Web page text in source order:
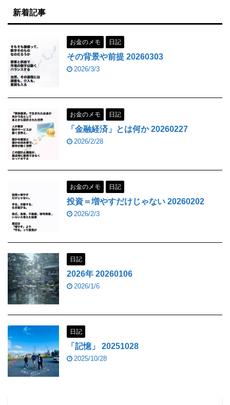
新着記事
お金のメモ 日記
その背景や前提 20260303
2026/3/3
お金のメモ 日記
「金融経済」とは何か 20260227
2026/2/28
お金のメモ 日記
投資＝増やすだけじゃない 20260202
2026/2/3
日記
2026年 20260106
2026/1/6
日記
「記憶」 20251028
2025/10/28